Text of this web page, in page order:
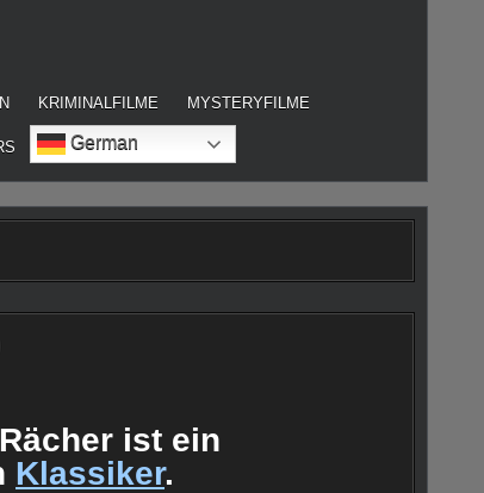
KRIMINALFILME MYSTERYFILME
German
ist ein
Klassiker.